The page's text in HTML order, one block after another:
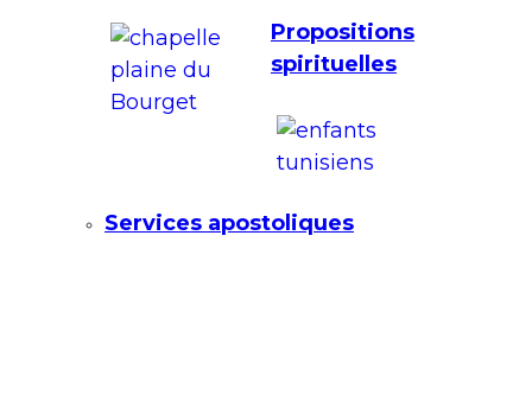
Propositions
spirituelles
Services apostoliques